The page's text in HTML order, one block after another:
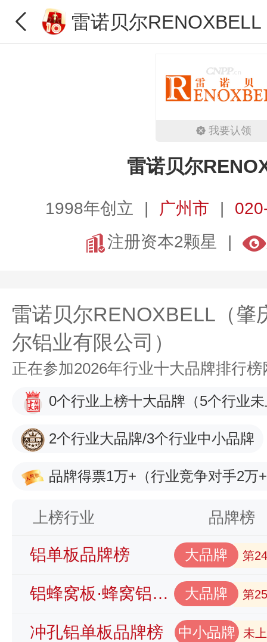
雷诺贝尔RENOXBELL
我要认领
雷诺贝尔
1998年创立 广州市
注册资本2颗星
雷诺贝尔RENOXBELL（肇
尔铝业有限公司）
正在参加2026年行业十大品牌排行
0个行业上榜十大品牌 （5个行业
2个行业大品牌/3个行业中小品牌
品牌得票1万+ （行业竞争对手2万
上榜行业 品牌榜
铝单板品牌榜 大品牌 第
铝蜂窝板·蜂窝铝板品牌榜 大品牌 第
冲孔铝单板品牌榜 中小品牌 未